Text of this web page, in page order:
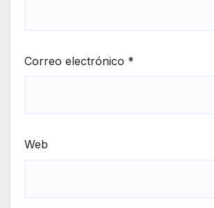
Correo electrónico *
Web